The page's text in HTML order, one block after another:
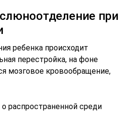
при
ребенка происходит
перестройка, на фоне
мозговое кровообращение,
распространенной среди